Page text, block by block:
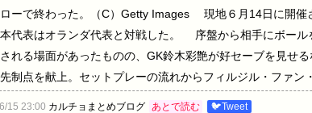
ーで終わった。（C）Getty Images 現地６月14日に開催
代表はオランダ代表と対戦した。 序盤から相手にボール
れる場面があったものの、GK鈴木彩艶が好セーブを見
制点を献上。セットプレーの流れからフィルジル・ファ
ンから中村敬斗が右足のシュートを突き刺して同点弾を奪
15 23:00 カルチョまとめブログ あとで読む 🐦Tweet